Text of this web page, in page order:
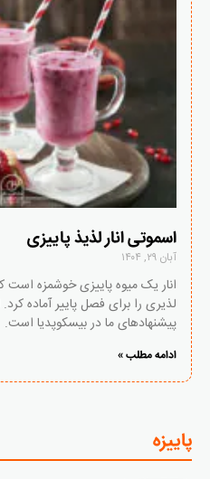
اسموتی انار لذیذ پاییزی
آبان ۲۹, ۱۴۰۴
انار یک میوه پاییزی خوشمزه
لذیری را برای فصل پاییر آماده
پیشنهادهای ما در بیسکوپدیا است.
ادامه مطلب »
پاییزه